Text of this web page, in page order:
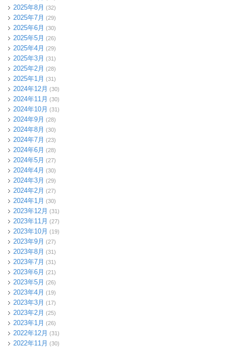
2025年8月 (32)
2025年7月 (29)
2025年6月 (30)
2025年5月 (26)
2025年4月 (29)
2025年3月 (31)
2025年2月 (28)
2025年1月 (31)
2024年12月 (30)
2024年11月 (30)
2024年10月 (31)
2024年9月 (28)
2024年8月 (30)
2024年7月 (23)
2024年6月 (28)
2024年5月 (27)
2024年4月 (30)
2024年3月 (29)
2024年2月 (27)
2024年1月 (30)
2023年12月 (31)
2023年11月 (27)
2023年10月 (19)
2023年9月 (27)
2023年8月 (31)
2023年7月 (31)
2023年6月 (21)
2023年5月 (26)
2023年4月 (19)
2023年3月 (17)
2023年2月 (25)
2023年1月 (26)
2022年12月 (31)
2022年11月 (30)